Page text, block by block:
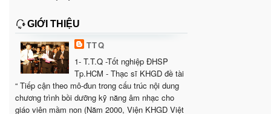
GIỚI THIỆU
TTQ
1- T.T.Q -Tốt nghiệp ĐHSP
Tp.HCM - Thạc sĩ KHGD đề tài
“ Tiếp cận theo mô-đun trong cấu trúc nội dung
chương trình bồi dưỡng kỹ năng âm nhạc cho
giáo viên mầm non (Năm 2000, Viện KHGD Việt